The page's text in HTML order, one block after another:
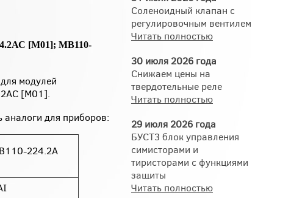
[М01]; МВ110-
модулей
[М01].
аналоги для приборов:
224.2А
Соленоидный клапан с
регулировочным вентилем
Читать полностью
30 июля 2026 года
Снижаем цены на
твердотельные реле
Читать полностью
29 июля 2026 года
БУСТ3 блок управления
симисторами и
тиристорами с функциями
защиты
Читать полностью